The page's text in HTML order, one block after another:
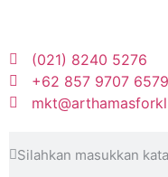
(021) 8240 5276
+62 857 9707 6579